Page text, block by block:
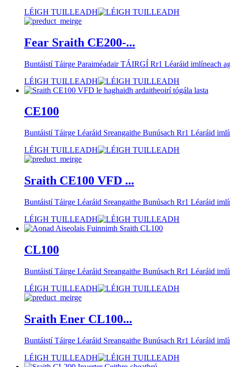
LÉIGH TUILLEADH
Fear Sraith CE200-...
Buntáistí Táirge Paraiméadair TÁIRGÍ Rr1 Léaráid
LÉIGH TUILLEADH
CE100
Buntáistí Táirge Léaráid Sreangaithe Bunúsach Rr1 Léaráid
LÉIGH TUILLEADH
Sraith CE100 VFD ...
Buntáistí Táirge Léaráid Sreangaithe Bunúsach Rr1 Léaráid
LÉIGH TUILLEADH
CL100
Buntáistí Táirge Léaráid Sreangaithe Bunúsach Rr1 Léaráid
LÉIGH TUILLEADH
Sraith Ener CL100...
Buntáistí Táirge Léaráid Sreangaithe Bunúsach Rr1 Léaráid
LÉIGH TUILLEADH